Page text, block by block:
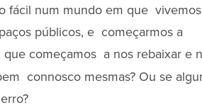
fácil num mundo em que
públicos, e começarmos a
que começamos a nos rebaixar e
connosco mesmas? Ou se